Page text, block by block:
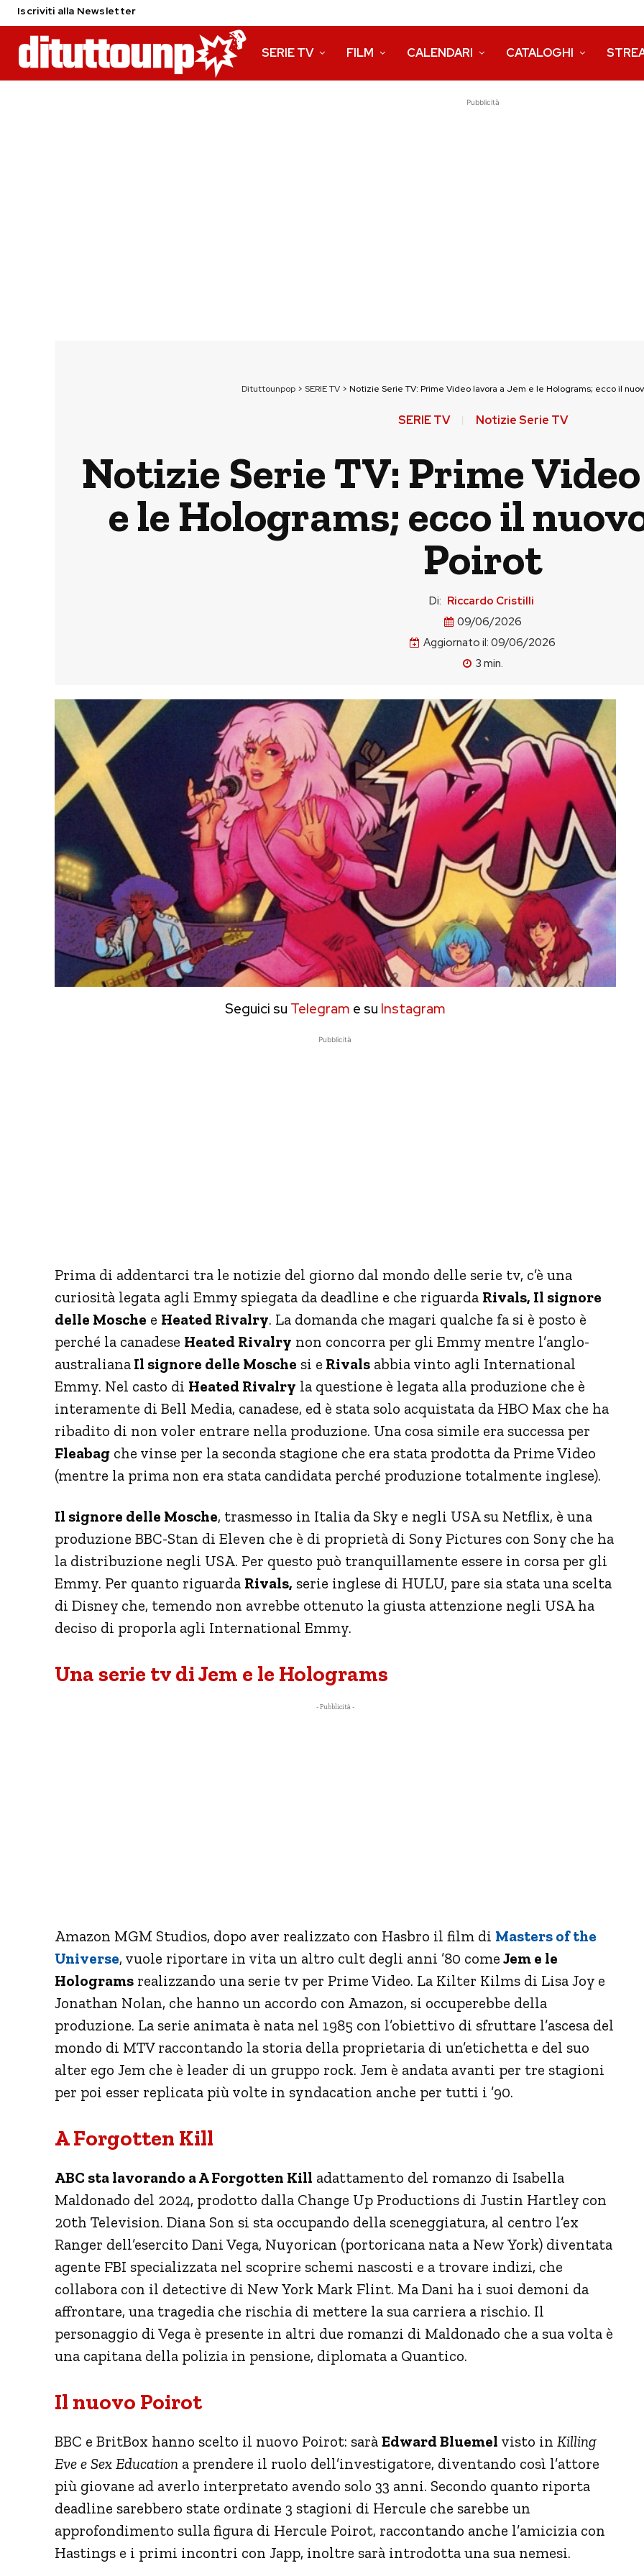
Iscriviti alla Newsletter
SERIE TV FILM CALENDARI CATALOGHI
Pubblicità
Dituttounpop> SERIE TV> Notizie Serie TV: Prime Video lavora a Jem e le Holograms; ecco il
SERIE TV Notizie Serie TV
Notizie Serie TV: Prime
e le Holograms; ecco il
Poirot
Di: Riccardo Cristilli
09/06/2026
Aggiornato il: 09/06/2026
3 min.
Seguici su Telegram e su Instagram
Pubblicità
Prima di addentarci tra le notizie del giorno dal mondo delle serie tv, c’è una
curiosità legata agli Emmy spiegata da deadline e che riguarda Rivals, Il signore
delle Mosche e Heated Rivalry. La domanda che magari qualche fa si è posto è
perché la canadese Heated Rivalry non concorra per gli Emmy mentre l’anglo-
australiana Il signore delle Mosche si e Rivals abbia vinto agli International
Emmy. Nel casto di Heated Rivalry la questione è legata alla produzione che è
interamente di Bell Media, canadese, ed è stata solo acquistata da HBO Max che ha
ribadito di non voler entrare nella produzione. Una cosa simile era successa per
Fleabag che vinse per la seconda stagione che era stata prodotta da Prime Video
(mentre la prima non era stata candidata perché produzione totalmente inglese).
Il signore delle Mosche, trasmesso in Italia da Sky e negli USA su Netflix, è una
produzione BBC-Stan di Eleven che è di proprietà di Sony Pictures con Sony che ha
la distribuzione negli USA. Per questo può tranquillamente essere in corsa per gli
Emmy. Per quanto riguarda Rivals, serie inglese di HULU, pare sia stata una scelta
di Disney che, temendo non avrebbe ottenuto la giusta attenzione negli USA ha
deciso di proporla agli International Emmy.
Una serie tv di Jem e le Holograms
- Pubblicità -
Amazon MGM Studios, dopo aver realizzato con Hasbro il film di Masters of the
Universe, vuole riportare in vita un altro cult degli anni ’80 come Jem e le
Holograms realizzando una serie tv per Prime Video. La Kilter Kilms di Lisa Joy e
Jonathan Nolan, che hanno un accordo con Amazon, si occuperebbe della
produzione. La serie animata è nata nel 1985 con l’obiettivo di sfruttare l’ascesa del
mondo di MTV raccontando la storia della proprietaria di un’etichetta e del suo
alter ego Jem che è leader di un gruppo rock. Jem è andata avanti per tre stagioni
per poi esser replicata più volte in syndacation anche per tutti i ’90.
A Forgotten Kill
ABC sta lavorando a A Forgotten Kill adattamento del romanzo di Isabella
Maldonado del 2024, prodotto dalla Change Up Productions di Justin Hartley con
20th Television. Diana Son si sta occupando della sceneggiatura, al centro l’ex
Ranger dell’esercito Dani Vega, Nuyorican (portoricana nata a New York) diventata
agente FBI specializzata nel scoprire schemi nascosti e a trovare indizi, che
collabora con il detective di New York Mark Flint. Ma Dani ha i suoi demoni da
affrontare, una tragedia che rischia di mettere la sua carriera a rischio. Il
personaggio di Vega è presente in altri due romanzi di Maldonado che a sua volta è
una capitana della polizia in pensione, diplomata a Quantico.
Il nuovo Poirot
BBC e BritBox hanno scelto il nuovo Poirot: sarà Edward Bluemel visto in Killing
Eve e Sex Education a prendere il ruolo dell’investigatore, diventando così l’attore
più giovane ad averlo interpretato avendo solo 33 anni. Secondo quanto riporta
deadline sarebbero state ordinate 3 stagioni di Hercule che sarebbe un
approfondimento sulla figura di Hercule Poirot, raccontando anche l’amicizia con
Hastings e i primi incontri con Japp, inoltre sarà introdotta una sua nemesi.